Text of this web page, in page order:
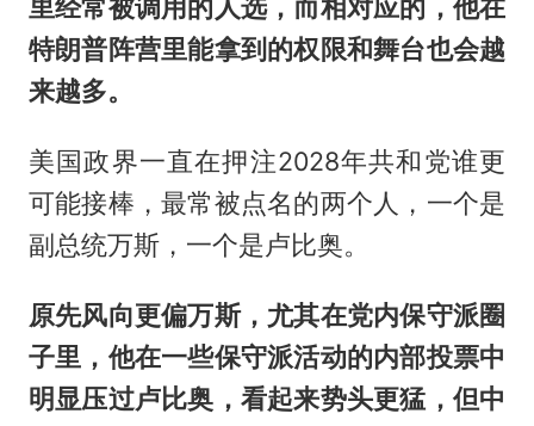
里经常被调用的人选，而相对应的，他在
特朗普阵营里能拿到的权限和舞台也会越
来越多。
美国政界一直在押注2028年共和党谁更
可能接棒，最常被点名的两个人，一个是
副总统万斯，一个是卢比奥。
原先风向更偏万斯，尤其在党内保守派圈
子里，他在一些保守派活动的内部投票中
明显压过卢比奥，看起来势头更猛，但中